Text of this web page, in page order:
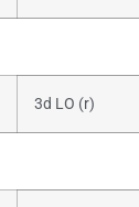
3d LO (r)